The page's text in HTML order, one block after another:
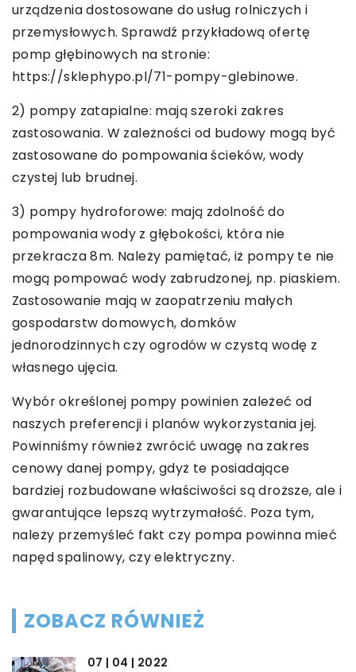
urządzenia dostosowane do usług rolniczych i
przemysłowych. Sprawdź przykładową ofertę
pomp głębinowych na stronie:
https://sklephypo.pl/71-pompy-glebinowe.
2) pompy zatapialne: mają szeroki zakres
zastosowania. W zależności od budowy mogą być
zastosowane do pompowania ścieków, wody
czystej lub brudnej.
3) pompy hydroforowe: mają zdolność do
pompowania wody z głębokości, która nie
przekracza 8m. Należy pamiętać, iż pompy te nie
mogą pompować wody zabrudzonej, np. piaskiem.
Zastosowanie mają w zaopatrzeniu małych
gospodarstw domowych, domków
jednorodzinnych czy ogrodów w czystą wodę z
własnego ujęcia.
Wybór określonej pompy powinien zależeć od
naszych preferencji i planów wykorzystania jej.
Powinniśmy również zwrócić uwagę na zakres
cenowy danej pompy, gdyż te posiadające
bardziej rozbudowane właściwości są droższe, ale i
gwarantujące lepszą wytrzymałość. Poza tym,
należy przemyśleć fakt czy pompa powinna mieć
napęd spalinowy, czy elektryczny.
ZOBACZ RÓWNIEŻ
07 | 04 | 2022